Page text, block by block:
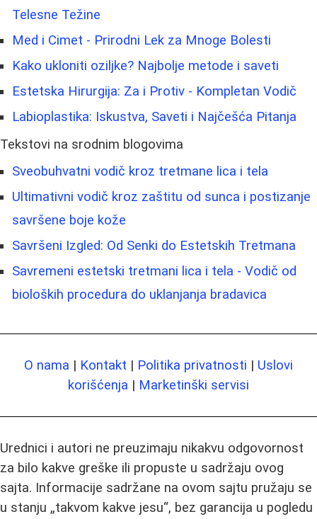
Telesne Težine
Med i Cimet - Prirodni Lek za Mnoge Bolesti
Kako ukloniti oziljke? Najbolje metode i saveti
Estetska Hirurgija: Za i Protiv - Kompletan Vodič
Labioplastika: Iskustva, Saveti i Najčešća Pitanja
Tekstovi na srodnim blogovima
Sveobuhvatni vodič kroz tretmane lica i tela
Ultimativni vodič kroz zaštitu od sunca i postizanje
savršene boje kože
Savršeni Izgled: Od Senki do Estetskih Tretmana
Savremeni estetski tretmani lica i tela - Vodič od
bioloških procedura do uklanjanja bradavica
O nama | Kontakt | Politika privatnosti | Uslovi
korišćenja | Marketinški servisi
Urednici i autori ne preuzimaju nikakvu odgovornost
za bilo kakve greške ili propuste u sadržaju ovog
sajta. Informacije sadržane na ovom sajtu pružaju se
u stanju „takvom kakve jesu“, bez garancija u pogledu